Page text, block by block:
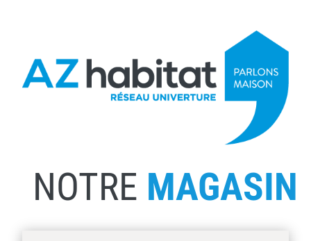
NOTRE MAGASIN